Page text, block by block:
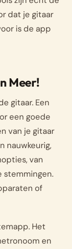
dat je gitaar
is de app
Meer!
gitaar. Een
een goede
van je gitaar
nauwkeurig,
van
of
Het
en